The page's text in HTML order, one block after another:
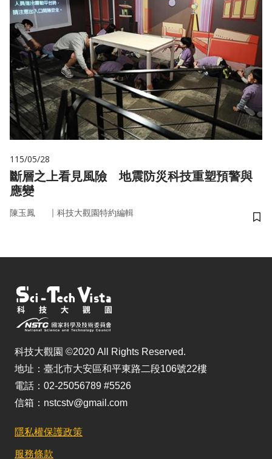
115/05/28
斷層之上看見風險 地震防災科技重塑預警與
應變
陳玉鳳 ｜ 科技大觀園特約編輯
儲
科技大觀園 ©2020 All Rights Reserved.
地址：臺北市大安區和平東路二段106號22樓
電話：02-25056789 #5526
信箱：nstcstv@gmail.com
隱私權保護政策
服務條款